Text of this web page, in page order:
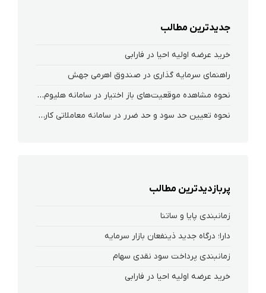
جدیدترین مطالب
خرید عرضه اولیه احیا در فارابی
راهنمای سرمایه گذاری در صندوق اهرمی جهش
نحوه‌ مشاهده‌ موقعیت‌های باز اختیار در سامانه هلیوم و نکست
نحوه تعیین حد سود و حد ضرر در سامانه معاملاتی کارگزاری فارابی
پربازدیدترین مطالب
زمانبندی پایا و ساتنا
دارا؛ درگاه جدید ذینفعان بازار سرمایه
زمانبندی پرداخت سود نقدی سهام‌
خرید عرضه اولیه احیا در فارابی